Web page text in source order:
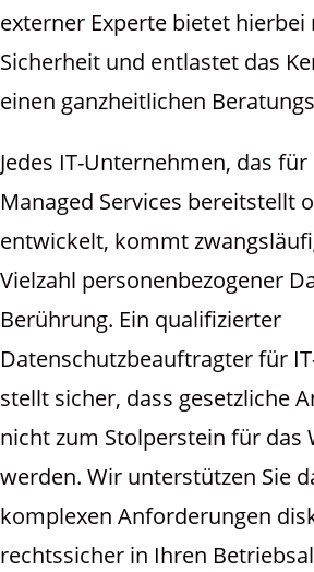
externer Experte bietet hierbei
Sicherheit und entlastet das
einen ganzheitlichen
Jedes IT-Unternehmen, das für
Managed Services bereitstellt
entwickelt, kommt
Vielzahl personenbezogener
Berührung. Ein qualifizierter
Datenschutzbeauftragter für
stellt sicher, dass gesetzliche
nicht zum Stolperstein für das
werden. Wir unterstützen Sie
komplexen Anforderungen
rechtssicher in Ihren